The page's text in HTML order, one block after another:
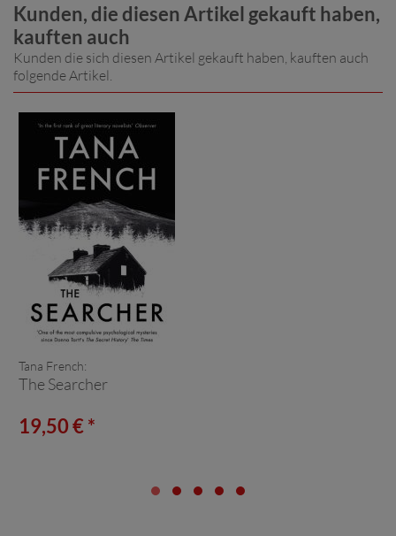
Kunden, die diesen Artikel gekauft haben,
kauften auch
Kunden die sich diesen Artikel gekauft haben, kauften auch
folgende Artikel.
Tana French:
The Searcher
19,50 € *